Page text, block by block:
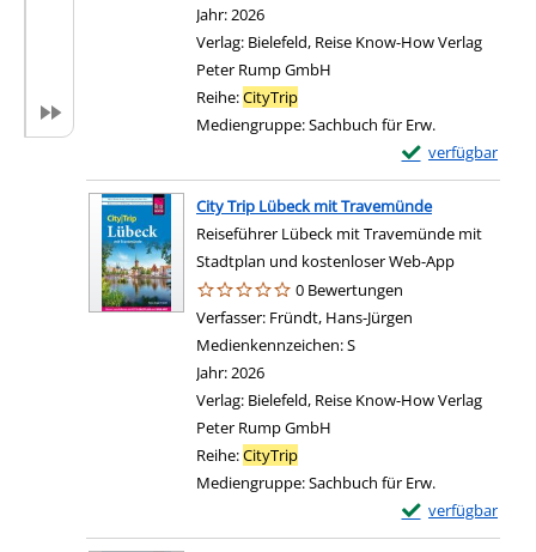
Jahr:2026
Verlag: Bielefeld, Reise Know-How Verlag
Peter Rump GmbH
Reihe:CityTrip
Mediengruppe:Sachbuch für Erw.
verfügbar
Exemplar-Details
City Trip Lübeck mit Travemünde
Reiseführer Lübeck mit Travemünde mit
Stadtplan und kostenloser Web-App
0 Bewertungen
Verfasser: Fründt, Hans-Jürgen
Medienkennzeichen:S
Jahr:2026
Verlag: Bielefeld, Reise Know-How Verlag
Peter Rump GmbH
Reihe:CityTrip
Mediengruppe:Sachbuch für Erw.
verfügbar
Exemplar-Details